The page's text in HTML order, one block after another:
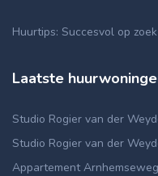
Huurtips: Succesvol op
Laatste
Studio Rogier van der
Studio Rogier van der
Appartement